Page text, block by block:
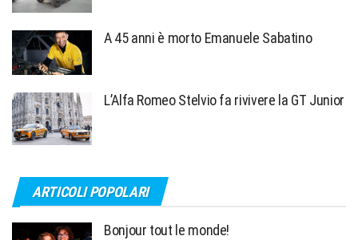
A 45 anni è morto Emanuele Sabatino
L’Alfa Romeo Stelvio fa rivivere la GT Junior
ARTICOLI POPOLARI
Bonjour tout le monde!